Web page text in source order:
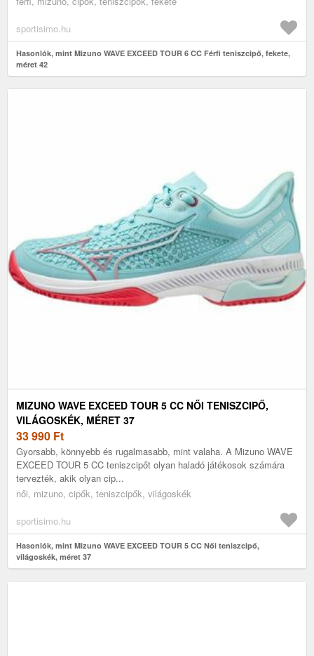
sportisimo.hu
Hasonlók, mint Mizuno WAVE EXCEED TOUR 6 CC Férfi teniszcipő, fekete,
méret 42
MIZUNO WAVE EXCEED TOUR 5 CC NŐI TENISZCIPŐ,
VILÁGOSKÉK, MÉRET 37
33 990 Ft
Gyorsabb, könnyebb és rugalmasabb, mint valaha. A Mizuno WAVE
EXCEED TOUR 5 CC teniszcipőt olyan haladó játékosok számára
tervezték, akik olyan cip...
női, mizuno, cipők, teniszcipők, világoskék
sportisimo.hu
Hasonlók, mint Mizuno WAVE EXCEED TOUR 5 CC Női teniszcipő,
világoskék, méret 37